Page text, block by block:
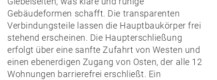
Gebäudeformen schafft. Die transparenten
Verbindungsteile lassen die Hauptbaukörper frei
stehend erscheinen. Die Haupterschließung
erfolgt über eine sanfte Zufahrt von Westen und
einen ebenerdigen Zugang von Osten, der alle 12
Wohnungen barrierefrei erschließt. Ein